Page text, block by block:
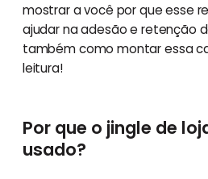
mostrar a você por que esse
ajudar na adesão e retenção
também como montar essa
leitura!
Por que o jingle de
usado?